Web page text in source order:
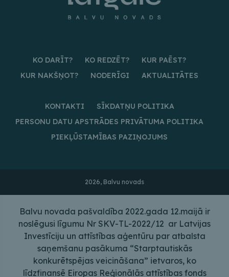
KO DARĪT? KO REDZĒT?
KUR PAĒST?
KUR NAKŠŅOT?
NODERĪGI AKTUALITĀTES
KONTAKTI
SĪKDATŅU POLITIKA
PERSONU DATU APSTRĀDES PRIVĀTUMA POLITIKA
PIEKĻŪSTAMĪBAS PAZIŅOJUMS
2026, Balvu novads
Balvu novada pašvaldība 2022.gada 12.maijā ir
noslēgusi līgumu Nr SKV-TL-2022/12 ar Latvijas
Investīciju un attīstības aģentūru par atbalsta
saņemšanu pasākuma “Starptautiskās
konkurētspējas veicināšana” ietvaros, ko
līdzfinansē Eiropas Reģionālās attīstības fonds